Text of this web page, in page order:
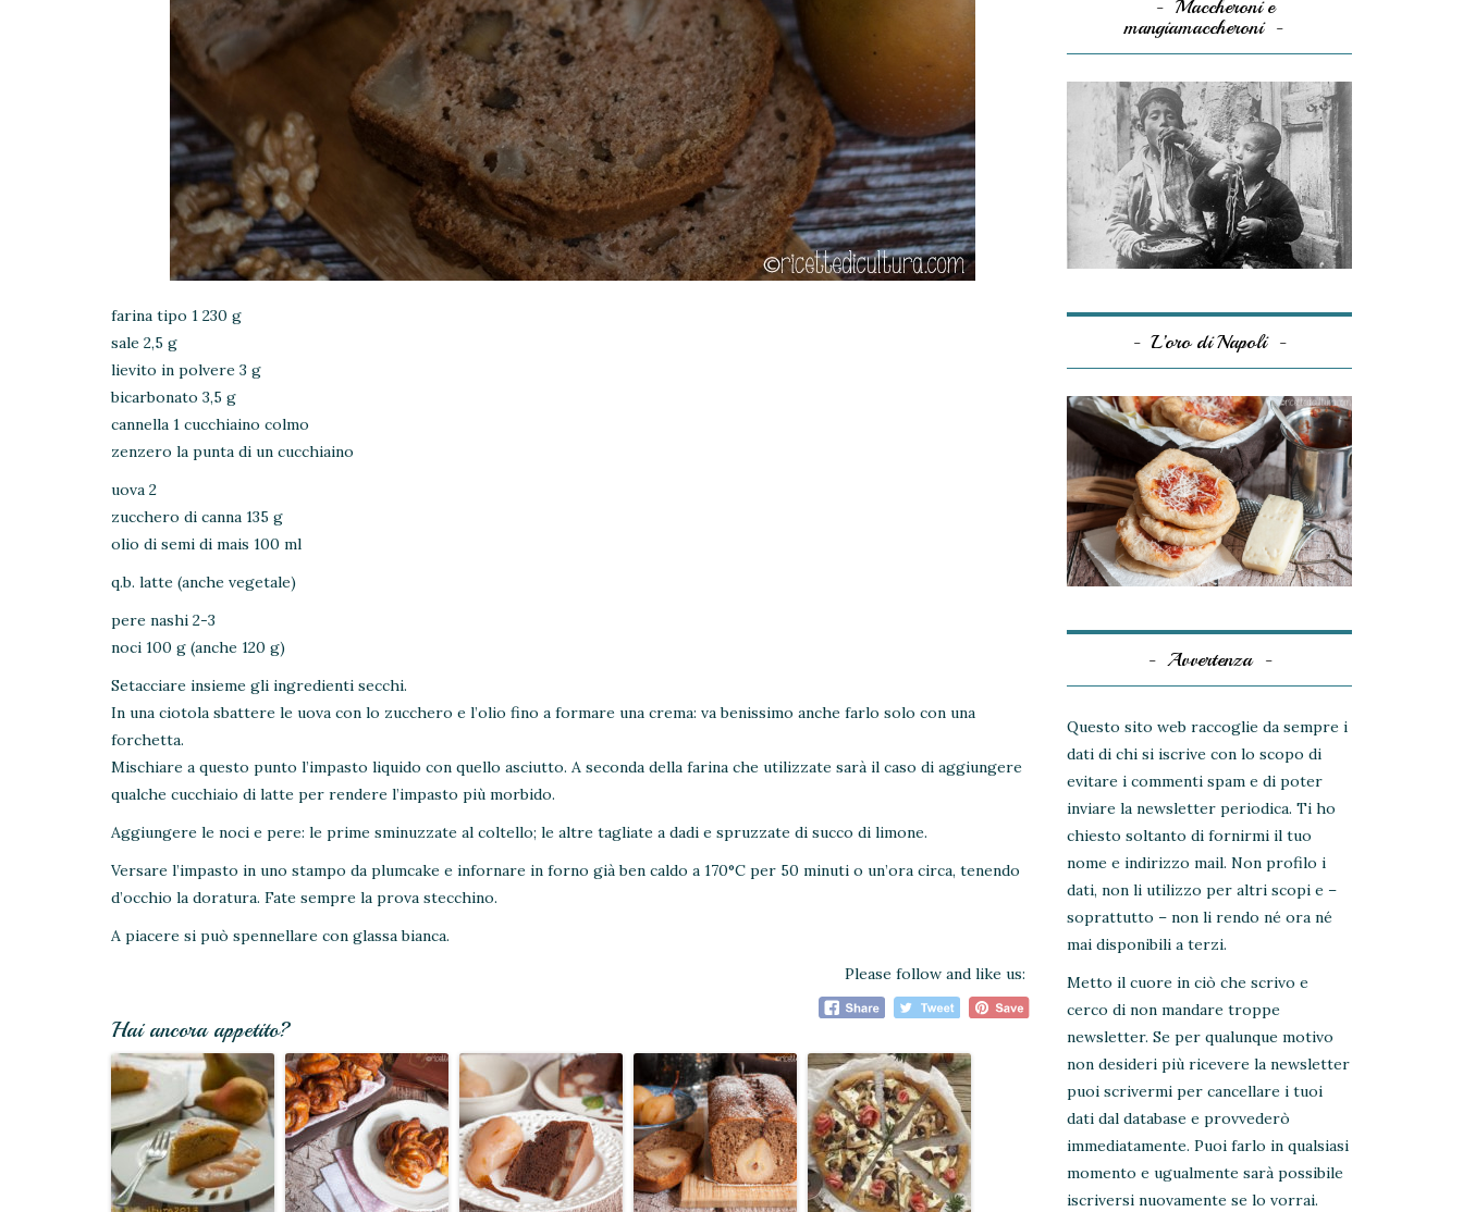
farina tipo 1 230 g
sale 2,5 g
lievito in polvere 3 g
bicarbonato 3,5 g
cannella 1 cucchiaino colmo
zenzero la punta di un cucchiaino
uova 2
zucchero di canna 135 g
olio di semi di mais 100 ml
q.b. latte (anche vegetale)
pere nashi 2-3
noci 100 g (anche 120 g)
Setacciare insieme gli ingredienti secchi.
In una ciotola sbattere le uova con lo zucchero e l’olio fino a formare una crema: va benissimo anche farlo solo con una
forchetta.
Mischiare a questo punto l’impasto liquido con quello asciutto. A seconda della farina che utilizzate sarà il caso di aggiungere
qualche cucchiaio di latte per rendere l’impasto più morbido.
Aggiungere le noci e pere: le prime sminuzzate al coltello; le altre tagliate a dadi e spruzzate di succo di limone.
Versare l’impasto in uno stampo da plumcake e infornare in forno già ben caldo a 170°C per 50 minuti o un’ora circa, tenendo
d’occhio la doratura. Fate sempre la prova stecchino.
A piacere si può spennellare con glassa bianca.
Please follow and like us:
Hai ancora appetito?
Maccheroni e
mangiamaccheroni
L’oro di Napoli
Avvertenza
Questo sito web raccoglie da sempre i
dati di chi si iscrive con lo scopo di
evitare i commenti spam e di poter
inviare la newsletter periodica. Ti ho
chiesto soltanto di fornirmi il tuo
nome e indirizzo mail. Non profilo i
dati, non li utilizzo per altri scopi e –
soprattutto – non li rendo né ora né
mai disponibili a terzi.
Metto il cuore in ciò che scrivo e
cerco di non mandare troppe
newsletter. Se per qualunque motivo
non desideri più ricevere la newsletter
puoi scrivermi per cancellare i tuoi
dati dal database e provvederò
immediatamente. Puoi farlo in qualsiasi
momento e ugualmente sarà possibile
iscriversi nuovamente se lo vorrai.